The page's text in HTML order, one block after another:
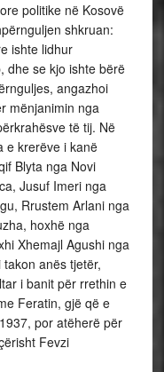
politike në Kosovë
shkruan:
ishte lidhur
dhe se kjo ishte bërë
angazhoi
mënjanimin nga
të tij. Në
e krerëve i kanë
Blyta nga Novi
Jusuf Imeri nga
Rrustem Arlani nga
hoxhë nga
Xhemajl Agushi nga
anës tjetër,
i banit për rrethin e
Feratin, gjë që e
por atëherë për
Fevzi